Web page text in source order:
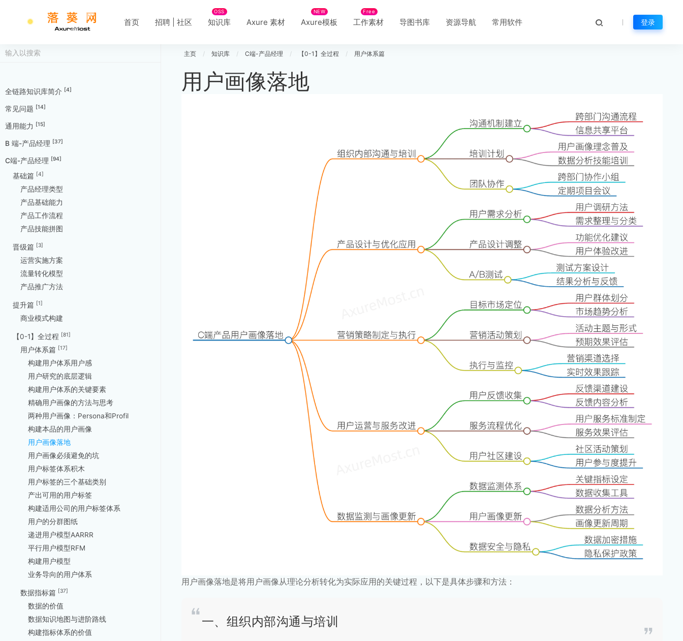
首页 招聘 | 社区 知识库
OSS
Axure 素材 Axure模板
NEW
工作素材
Free
导图书库 资源导航 常用软件 登录
全链路知识库简介 [4]
常见问题 [14]
通用能力 [15]
B 端-产品经理 [37]
C端-产品经理 [94]
基础篇 [4]
产品经理类型
产品基础能力
产品工作流程
产品技能拼图
晋级篇 [3]
运营实施方案
流量转化模型
产品推广方法
提升篇 [1]
商业模式构建
【0-1】全过程 [81]
用户体系篇 [17]
构建用户体系用户感
用户研究的底层逻辑
构建用户体系的关键要素
精确用户画像的方法与思考
两种用户画像：Persona和Profil
构建本品的用户画像
用户画像落地
用户画像必须避免的坑
用户标签体系积木
用户标签的三个基础类别
产出可用的用户标签
构建适用公司的用户标签体系
用户的分群图纸
递进用户模型AARRR
平行用户模型RFM
构建用户模型
业务导向的用户体系
数据指标篇 [37]
数据的价值
数据知识地图与进阶路线
构建指标体系的价值
主页 / 知识库 / C端-产品经理 / 【0-1】全过程 / 用户体系篇
用户画像落地
用户画像落地是将用户画像从理论分析转化为实际应用的关键过程，以下是具体步骤和方法：
一、组织内部沟通与培训